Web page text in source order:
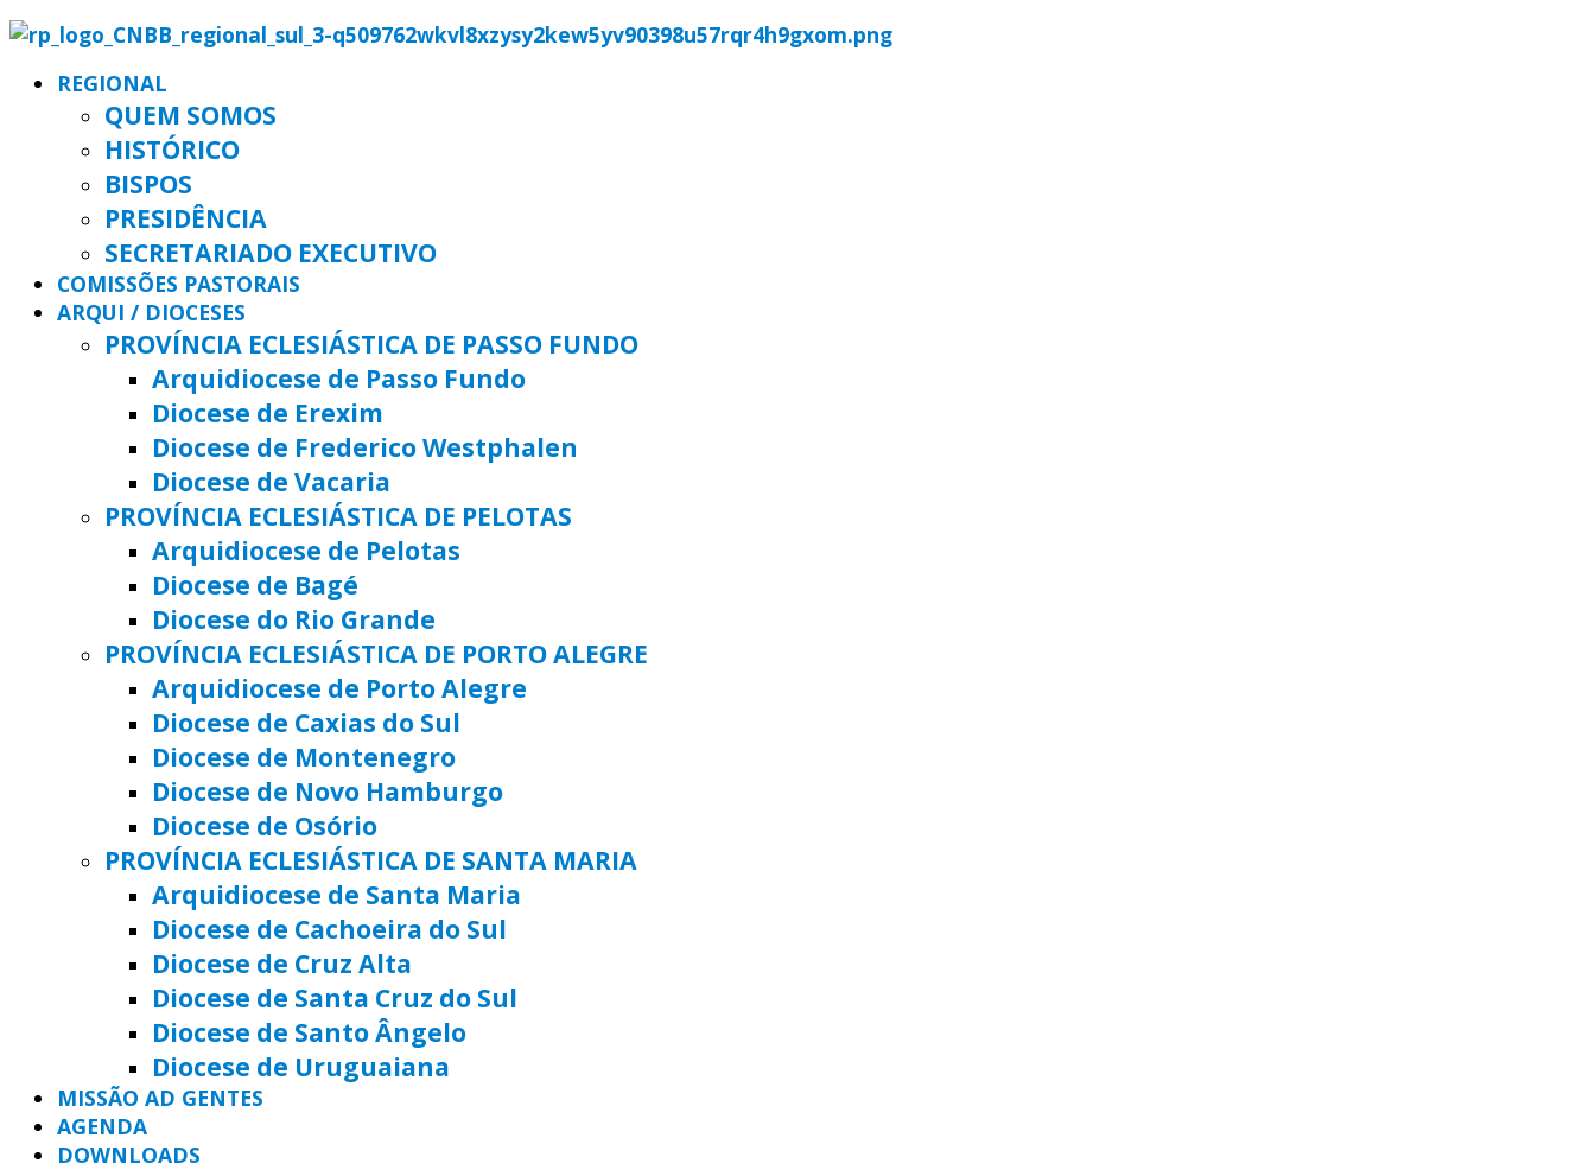
REGIONAL
QUEM SOMOS
HISTÓRICO
BISPOS
PRESIDÊNCIA
SECRETARIADO EXECUTIVO
COMISSÕES PASTORAIS
ARQUI / DIOCESES
PROVÍNCIA ECLESIÁSTICA DE PASSO FUNDO
Arquidiocese de Passo Fundo
Diocese de Erexim
Diocese de Frederico Westphalen
Diocese de Vacaria
PROVÍNCIA ECLESIÁSTICA DE PELOTAS
Arquidiocese de Pelotas
Diocese de Bagé
Diocese do Rio Grande
PROVÍNCIA ECLESIÁSTICA DE PORTO ALEGRE
Arquidiocese de Porto Alegre
Diocese de Caxias do Sul
Diocese de Montenegro
Diocese de Novo Hamburgo
Diocese de Osório
PROVÍNCIA ECLESIÁSTICA DE SANTA MARIA
Arquidiocese de Santa Maria
Diocese de Cachoeira do Sul
Diocese de Cruz Alta
Diocese de Santa Cruz do Sul
Diocese de Santo Ângelo
Diocese de Uruguaiana
MISSÃO AD GENTES
AGENDA
DOWNLOADS